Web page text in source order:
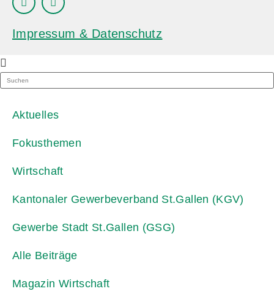
Impressum & Datenschutz
Aktuelles
Fokusthemen
Wirtschaft
Kantonaler Gewerbeverband St.Gallen (KGV)
Gewerbe Stadt St.Gallen (GSG)
Alle Beiträge
Magazin Wirtschaft